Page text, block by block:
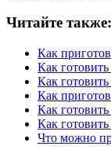
Читайте также:
Как
Как готовить
Как
Как
Как готовить
Как
Что можно